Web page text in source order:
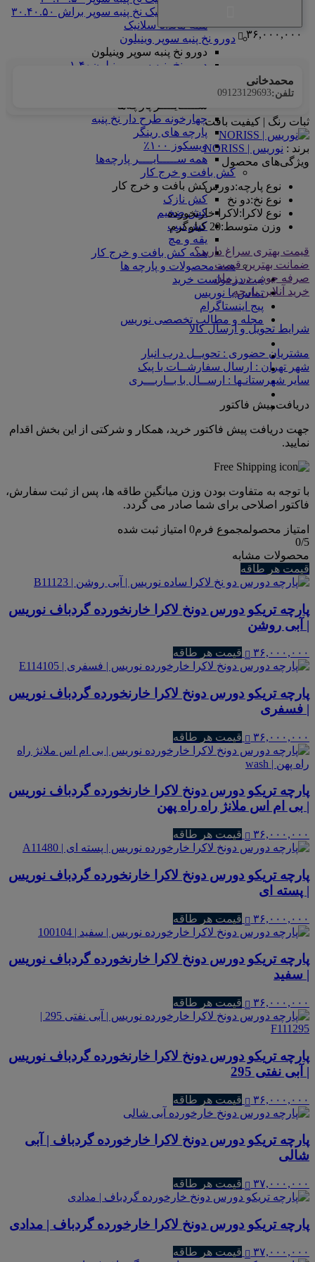
ماندانا سلانیک نخ پنبه سوپر براش ۳۰.۴۰.۵۰
همه ماندانا سلانیک
دورو نخ پنبه سوپر وینیلون
دورو نخ پنبه سوپر وینیلون
دورو نخ پنبه سوپر وینیلون۱.۴۰
ســـــایــــر پارچه‌ها
ســـــایــــر پارچه‌ها
چهارخونه طرح دار نخ پنبه
پارچه های رینگر
ویسکوز ۱۰۰٪
همه ســـــایــــر پارچه‌ها
کش بافت و خرج کار
کش بافت و خرج کار
کش نازک
کش ضخیم
کش تیپ
یقه و مچ
همه کش بافت و خرج کار
همه محصولات و پارچه ها
ثبت درخواست خرید
تماس با نوریس
پیج اینستاگرام
مجله و مطالب تخصصی نوریس
۳۶,۰۰۰,۰۰۰
محمدخانی
تلفن:09123129693
ثبات رنگ | کیفیت بافت
برند : نوریس | NORISS
ویژگی‌های محصول
نوع پارچه:دورس
نوع نخ:دو نخ
نوع لاکرا :لاکرا خارنخورده
وزن متوسط:20 کیلوگرم
قیمت بهتری سراغ دارید؟
ضمانت بهترین قیمت
صرفه جویی در زمان
خرید آنلاین پارچه
شرایط تحویل و ارسال کالا
مشتریان حضوری : تحویــل درب انبار
شهر تهران : ارسال سفارشــات با پیک
سایر شهرستانـها : ارســال با بــاربـــری
دریافت پیش فاکتور
جهت دریافت پیش فاکتور خرید، همکار و شرکتی از این بخش اقدام
نمایید.
با توجه به متفاوت بودن وزن میانگین طاقه ها، پس از ثبت سفارش،
فاکتور اصلاحی برای شما صادر می گردد.
امتیاز محصولمجموع فرم0 امتیاز ثبت شده
0/5
محصولات مشابه
قیمت هر طاقه
پارچه تریکو دورس دونخ لاکرا خارنخورده گردباف نوریس
| آبی روشن
۳۶,۰۰۰,۰۰۰ قیمت هر طاقه
پارچه تریکو دورس دونخ لاکرا خارنخورده گردباف نوریس
| فسفری
۳۶,۰۰۰,۰۰۰ قیمت هر طاقه
پارچه تریکو دورس دونخ لاکرا خارنخورده گردباف نوریس
| بی ام اس ملانژ راه راه پهن
۳۶,۰۰۰,۰۰۰ قیمت هر طاقه
پارچه تریکو دورس دونخ لاکرا خارنخورده گردباف نوریس
| پسته ای
۳۶,۰۰۰,۰۰۰ قیمت هر طاقه
پارچه تریکو دورس دونخ لاکرا خارنخورده گردباف نوریس
| سفید
۳۶,۰۰۰,۰۰۰ قیمت هر طاقه
پارچه تریکو دورس دونخ لاکرا خارنخورده گردباف نوریس
| آبی نفتی 295
۳۶,۰۰۰,۰۰۰ قیمت هر طاقه
پارچه تریکو دورس دونخ لاکرا خارخورده گردباف | آبی
شالی
۳۷,۰۰۰,۰۰۰ قیمت هر طاقه
پارچه تریکو دورس دونخ لاکرا خارخورده گردباف | مدادی
۳۷,۰۰۰,۰۰۰ قیمت هر طاقه